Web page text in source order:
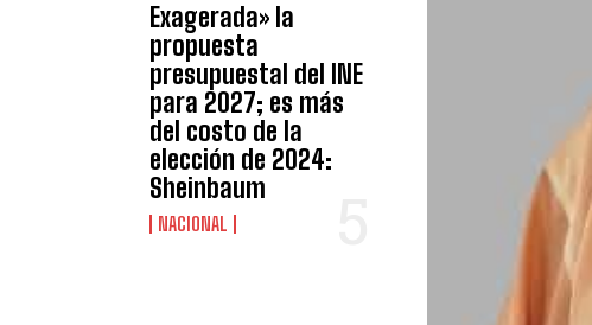
Exagerada» la
propuesta
presupuestal del INE
para 2027; es más
del costo de la
elección de 2024:
Sheinbaum
NACIONAL